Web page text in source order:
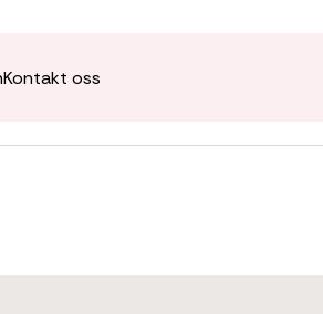
Kontakt oss